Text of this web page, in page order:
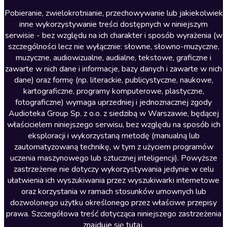
Literatura anglojęzyczna
Literatura faktu
Literatura obyczajowa
Literatura piękna obca
Literatura piękna polska
Nagrania relaksacyjne
Nauka języków
Nauki humanistyczne
Podcasty i audycje
Polityka
Prasa
Religia
Romans
Pobieranie, zwielokrotnianie, przechowywanie lub jakiekolwiek
inne wykorzystywanie treści dostępnych w niniejszym
serwisie - bez względu na ich charakter i sposób wyrażenia (w
szczególności lecz nie wyłącznie: słowne, słowno-muzyczne,
muzyczne, audiowizualne, audialne, tekstowe, graficzne i
zawarte w nich dane i informacje, bazy danych i zawarte w nich
dane) oraz formę (np. literackie, publicystyczne, naukowe,
kartograficzne, programy komputerowe, plastyczne,
fotograficzne) wymaga uprzedniej i jednoznacznej zgody
Audioteka Group Sp. z o.o. z siedzibą w Warszawie, będącej
właścicielem niniejszego serwisu, bez względu na sposób ich
eksploracji i wykorzystaną metodę (manualną lub
zautomatyzowaną technikę, w tym z użyciem programów
uczenia maszynowego lub sztucznej inteligencji). Powyższe
zastrzeżenie nie dotyczy wykorzystywania jedynie w celu
ułatwienia ich wyszukiwania przez wyszukiwarki internetowe
oraz korzystania w ramach stosunków umownych lub
dozwolonego użytku określonego przez właściwe przepisy
prawa. Szczegółowa treść dotycząca niniejszego zastrzeżenia